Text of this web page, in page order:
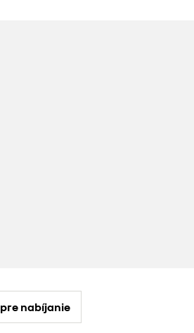
nabíjanie​​